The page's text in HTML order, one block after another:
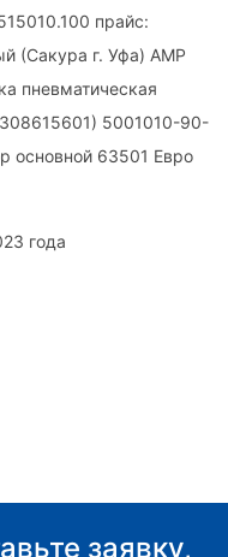
прайс:
(Сакура г. Уфа) АМР
пневматическая
5001010-90-
основной 63501 Евро
года
заявку,